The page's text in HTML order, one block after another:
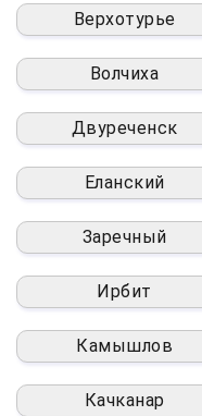
Верхотурье
Волчиха
Двуреченск
Еланский
Заречный
Ирбит
Камышлов
Качканар